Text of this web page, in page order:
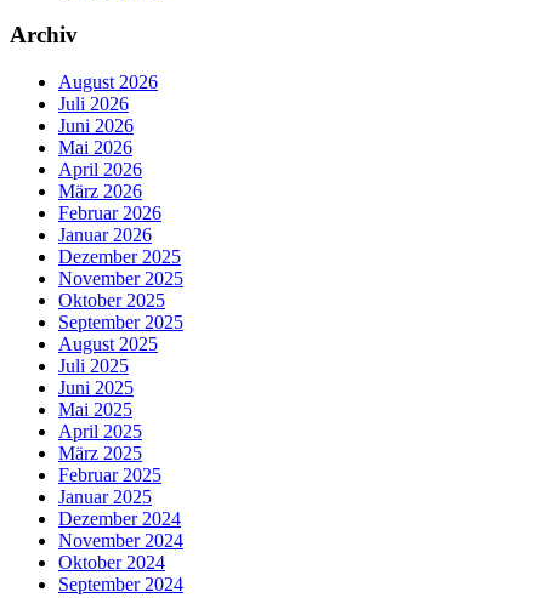
Archiv
August 2026
Juli 2026
Juni 2026
Mai 2026
April 2026
März 2026
Februar 2026
Januar 2026
Dezember 2025
November 2025
Oktober 2025
September 2025
August 2025
Juli 2025
Juni 2025
Mai 2025
April 2025
März 2025
Februar 2025
Januar 2025
Dezember 2024
November 2024
Oktober 2024
September 2024